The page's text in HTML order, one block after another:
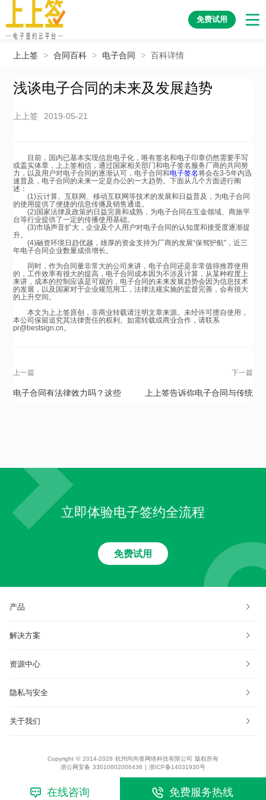
免费试用
上上签 > 合同百科 > 电子合同 > 百科详情
浅谈电子合同的未来及发展趋势
上上签 2019-05-21
目前，国内已基本实现信息电子化，唯有签名和电子印章仍然需要手写
或盖实体章，上上签相信，通过国家相关部门和电子签名服务厂商的共同努
力，以及用户对电子合同的逐渐认可，电子合同和电子签名将会在3-5年内迅
速普及，电子合同的未来一定是办公的一大趋势。下面从几个方面进行阐
述：
(1)云计算、互联网、移动互联网等技术的发展和日益普及，为电子合同
的使用提供了便捷的信息传播及销售通道。
(2)国家法律及政策的日益完善和成熟，为电子合同在互金领域、商旅平
台等行业提供了一定的传播使用基础。
(3)市场声音扩大，企业及个人用户对电子合同的认知度和接受度逐渐提
升。
(4)融资环境日趋优越，雄厚的资金支持为厂商的发展“保驾护航”，近三
年电子合同企业数量成倍增长。
同时，作为合同量非常大的公司来讲，电子合同还是非常值得推荐使用
的，工作效率有很大的提高，电子合同成本因为不涉及计算，从某种程度上
来讲，成本的控制应该是可观的，电子合同的未来发展趋势会因为信息技术
的发展，以及国家对于企业规范用工，法律法规实施的监督完善，会有很大
的上升空间。
本文为上上签原创，非商业转载请注明文章来源。未经许可擅自使用，
本公司保留追究其法律责任的权利。如需转载或商业合作，请联系
pr@bestsign.cn。
上一篇
电子合同有法律效力吗？这些
下一篇
上上签告诉你电子合同与传统
立即体验电子签约全流程
免费试用
产品
解决方案
资源中心
隐私与安全
关于我们
Copyright © 2014-2026 杭州尚尚签网络科技有限公司 版权所有
浙公网安备 33010602006436 | 浙ICP备14031930号
在线咨询 免费服务热线